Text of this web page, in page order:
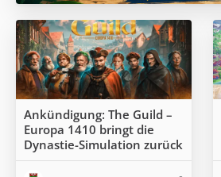
Ankündigung: The Guild –
Europa 1410 bringt die
Dynastie-Simulation zurück